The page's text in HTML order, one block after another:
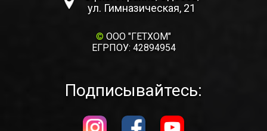
ул. Гимназическая, 21
© ООО "ГЕТХОМ"
ЕГРПОУ: 42894954
Подписывайтесь: